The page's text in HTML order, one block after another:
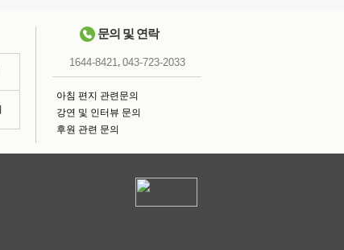
문의 및 연락
1644-8421, 043-723-2033
아침 편지 관련문의
강연 및 인터뷰 문의
후원 관련 문의